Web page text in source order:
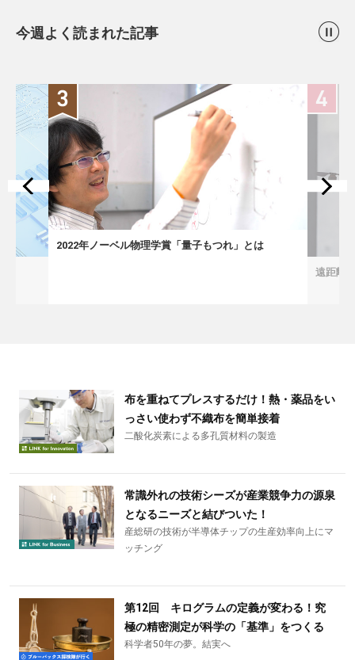
今週よく読まれた記事
年ノーベル物理学賞「量子もつれ」とは
遠距離の微小変形をド
布を重ねてプレスするだけ！熱・薬品をい
っさい使わず不織布を簡単接着
二酸化炭素による多孔質材料の製造
常識外れの技術シーズが産業競争力の源泉
となるニーズと結びついた！
産総研の技術が半導体チップの生産効率向上にマ
ッチング
第12回 キログラムの定義が変わる！究
極の精密測定が科学の「基準」をつくる
科学者50年の夢。結実へ